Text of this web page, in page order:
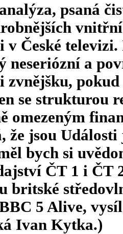
psaná
v České
neseriózní a
zvnějšku,
se strukturou
omezeným
že jsou
bych si
ČT 1 i ČT
britské
5 Alive,
Ivan Kytka.)